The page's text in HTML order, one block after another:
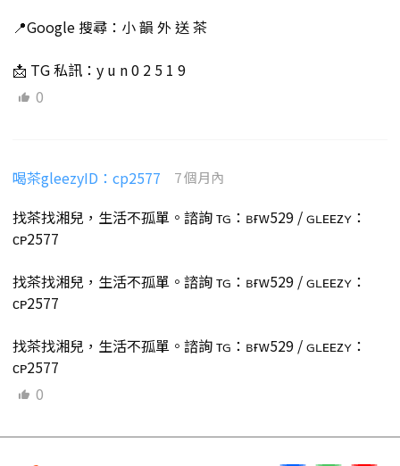
📍Google 搜尋：小 韻 外 送 茶
📩 TG 私訊：y u n 0 2 5 1 9
0
喝茶gleezyID：cp2577 7 個月內
找茶找湘兒，生活不孤單。諮詢 ᴛɢ：ʙғᴡ529 / ɢʟᴇᴇᴢʏ：
ᴄᴘ2577
找茶找湘兒，生活不孤單。諮詢 ᴛɢ：ʙғᴡ529 / ɢʟᴇᴇᴢʏ：
ᴄᴘ2577
找茶找湘兒，生活不孤單。諮詢 ᴛɢ：ʙғᴡ529 / ɢʟᴇᴇᴢʏ：
ᴄᴘ2577
0